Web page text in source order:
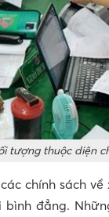
tượng thuộc diện
chính sách
đẳng.